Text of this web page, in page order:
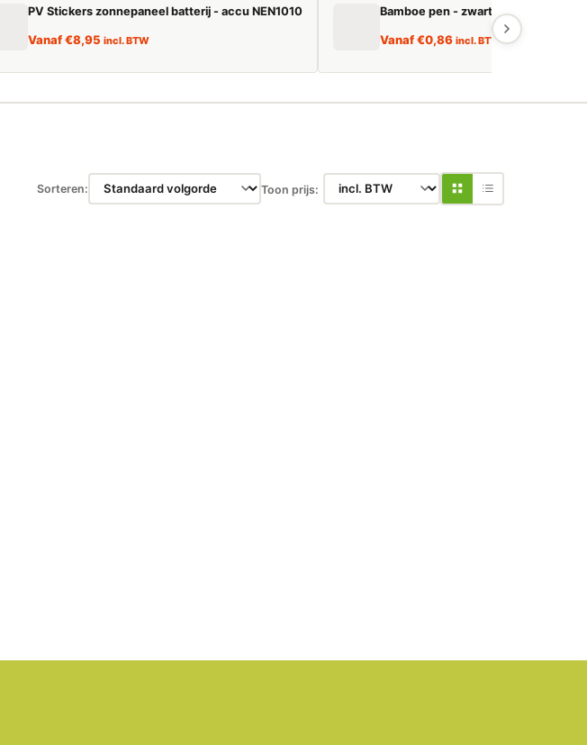
PV Stickers zonnepaneel batterij - accu NEN1010
Vanaf€8,95 incl. BTW
Bamboe pen - zwart schrijvend
Vanaf€0,86 incl. BTW
Sorteren: Toon prijs: